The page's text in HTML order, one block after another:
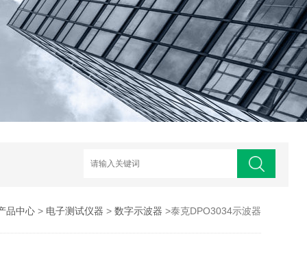
品中心> 电子测试仪器 > 数字示波器 >泰克DPO3034示波器